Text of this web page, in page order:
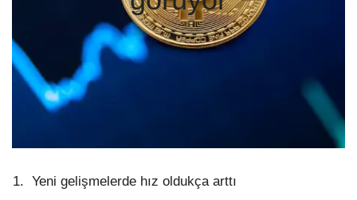
Yeni gelişmelerde hız oldukça arttı